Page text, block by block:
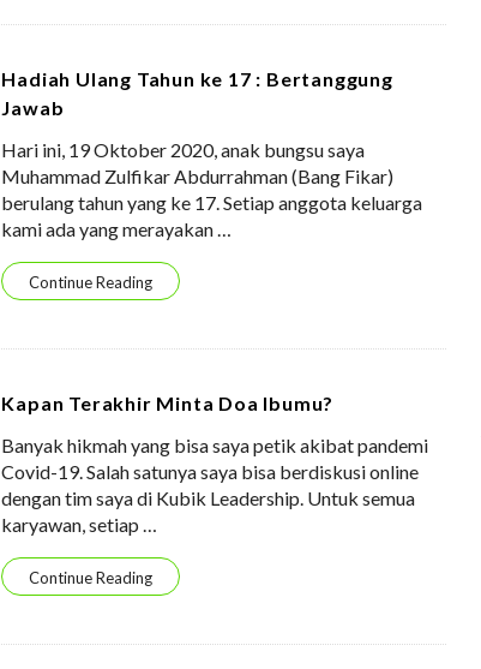
Hadiah Ulang Tahun ke 17 : Bertanggung
Jawab
Hari ini, 19 Oktober 2020, anak bungsu saya
Muhammad Zulfikar Abdurrahman (Bang Fikar)
berulang tahun yang ke 17. Setiap anggota keluarga
kami ada yang merayakan…
Continue Reading
Kapan Terakhir Minta Doa Ibumu?
Banyak hikmah yang bisa saya petik akibat pandemi
Covid-19. Salah satunya saya bisa berdiskusi online
dengan tim saya di Kubik Leadership. Untuk semua
karyawan, setiap …
Continue Reading